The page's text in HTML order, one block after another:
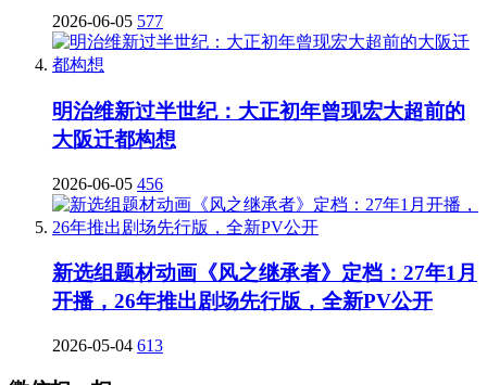
2026-06-05 577
明治维新过半世纪：大正初年曾现宏大超前的
大阪迁都构想
2026-06-05 456
新选组题材动画《风之继承者》定档：27年1月
开播，26年推出剧场先行版，全新PV公开
2026-05-04 613